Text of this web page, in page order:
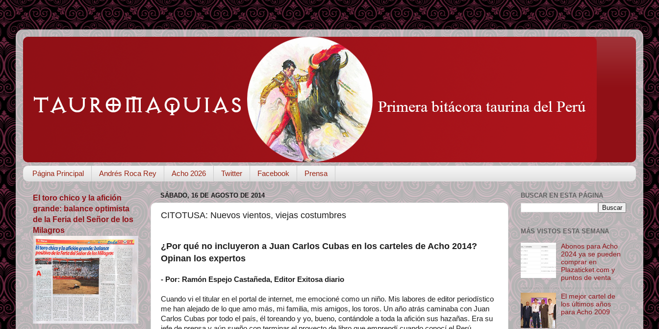
Página Principal Andrés Roca Rey Acho 2026 Twitter Facebook Prensa
SÁBADO, 16 DE AGOSTO DE 2014
CITOTUSA: Nuevos vientos, viejas costumbres
¿Por qué no incluyeron a Juan Carlos Cubas en los carteles de Acho 2014?
Opinan los expertos
- Por: Ramón Espejo Castañeda, Editor Exitosa diario
Cuando vi el titular en el portal de internet, me emocioné como un niño. Mis labores de editor periodístico
me han alejado de lo que amo más, mi familia, mis amigos, los toros. Un año atrás caminaba con Juan
Carlos Cubas por todo el país, él toreando y yo, bueno, contándole a toda la afición sus hazañas. Era su
El toro chico y la afición
grande: balance optimista
de la Feria del Señor de los
Milagros
BUSCAR EN ESTA PÁGINA
MÁS VISTOS ESTA SEMANA
Abonos para Acho
2024 ya se pueden
comprar en
Plazaticket.com y
puntos de venta
El mejor cartel de
los últimos años
para Acho 2009